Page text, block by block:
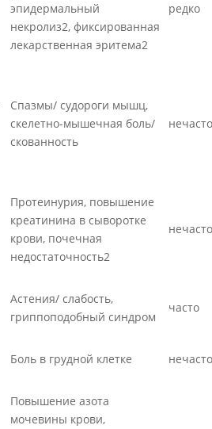
эпидермальный
некролиз2, фиксированная
лекарственная эритема2
редко
Спазмы/ судороги мышц,
скелетно-мышечная боль/
скованность
нечасто
Протеинурия, повышение
креатинина в сыворотке
крови, почечная
недостаточность2
нечасто
Астения/ слабость,
гриппоподобный синдром
часто
Боль в грудной клетке нечасто
Повышение азота
мочевины крови,